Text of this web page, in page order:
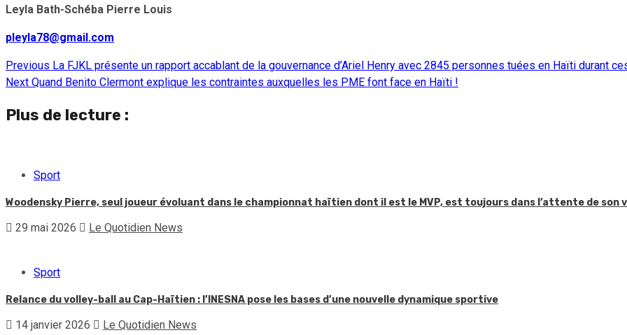
Leyla Bath-Schéba Pierre Louis
pleyla78@gmail.com
Continue
Previous La FJKL présente un rapport accablant de la gouvernance d’Ariel Henry avec 2845 personnes tuées en Haïti durant
Next Quand Benito Clermont explique les contraintes auxquelles les PME font face en Haïti !
Plus de lecture :
Sport
Woodensky Pierre, seul joueur évoluant dans le championnat haïtien dont il est le MVP, est toujours dans l’attente de son
29 mai 2026 Le Quotidien News
Sport
Relance du volley-ball au Cap-Haïtien : l’INESNA pose les bases d’une nouvelle dynamique sportive
14 janvier 2026 Le Quotidien News